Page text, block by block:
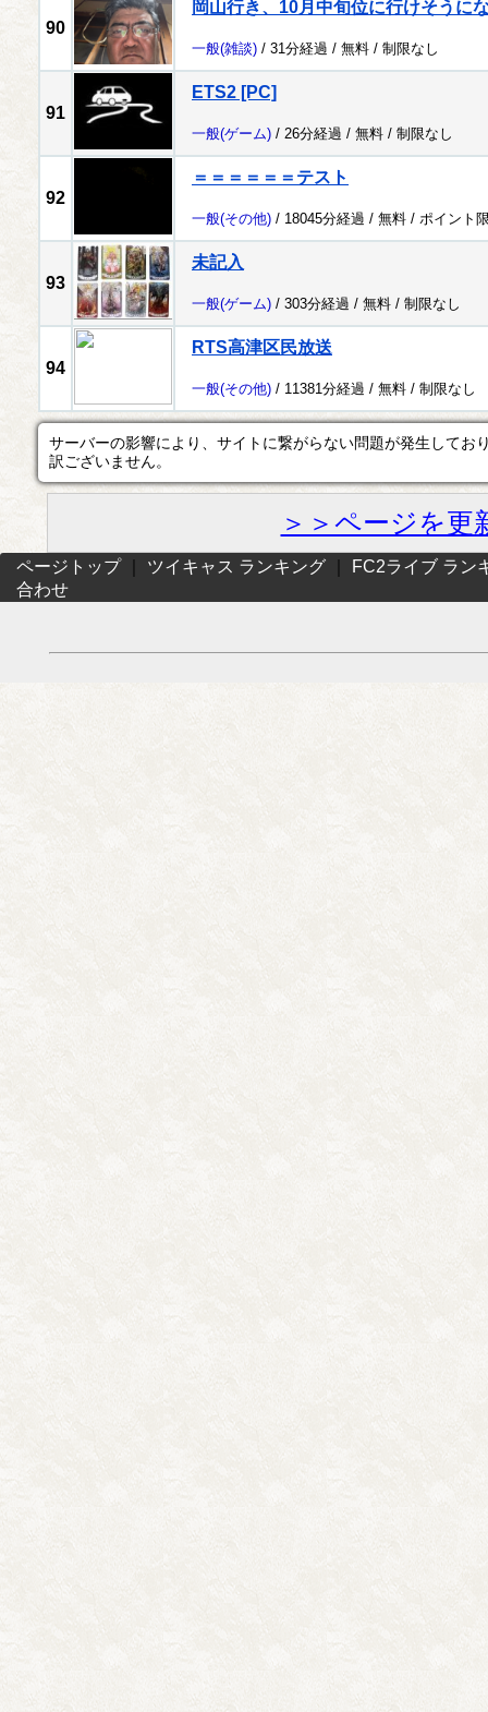
90
岡山行き、10月中旬位に行けそうに
一般(雑談) / 31分経過 / 無料 / 制限なし
91
ETS2 [PC]
一般(ゲーム) / 26分経過 / 無料 / 制限なし
92
＝＝＝＝＝＝テスト
一般(その他) / 18045分経過 / 無料 / ポイント
93
未記入
一般(ゲーム) / 303分経過 / 無料 / 制限なし
94
RTS高津区民放送
一般(その他) / 11381分経過 / 無料 / 制限なし
サーバーの影響により、サイトに繋がらない問題が発生してお
訳ございません。
＞＞ページを更
ページトップ｜ ツイキャス ランキング
FC2ライブ ラン
合わせ